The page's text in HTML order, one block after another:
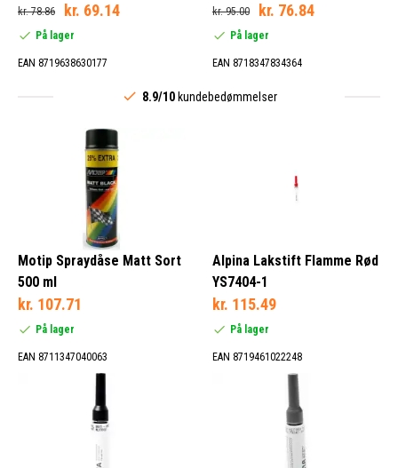
kr. 78.86 kr. 69.14
På lager
EAN 8719638630177
kr. 95.00 kr. 76.84
På lager
EAN 8718347834364
8.9/10kundebedømmelser
Motip Spraydåse Matt Sort
500 ml
kr. 107.71
På lager
EAN 8711347040063
Alpina Lakstift Flamme Rød
YS7404-1
kr. 115.49
På lager
EAN 8719461022248